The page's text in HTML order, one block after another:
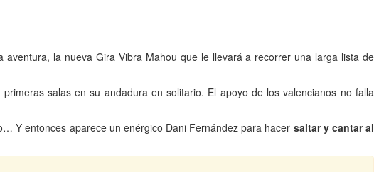
la nueva Gira Vibra Mahou que le llevará a recorrer una larga lista de
salas en su andadura en solitario. El apoyo de los valencianos no falla
Y entonces aparece un enérgico Dani Fernández para hacer saltar y cantar al